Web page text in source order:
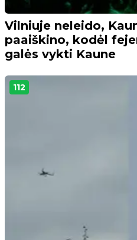
Vilniuje neleido,
paaiškino, kodėl
galės vykti Kaune
112